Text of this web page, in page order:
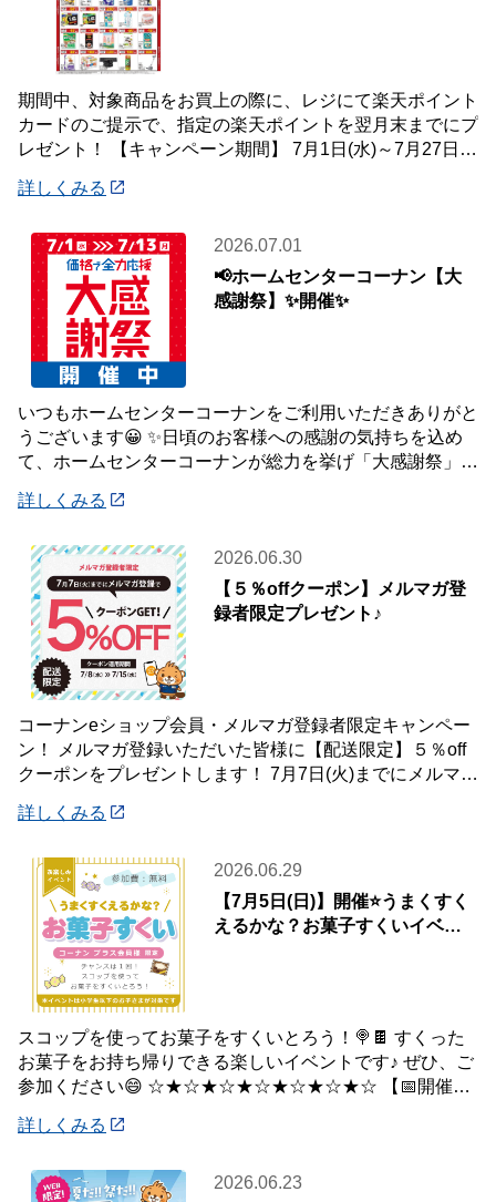
期間中、対象商品をお買上の際に、レジにて楽天ポイント
カードのご提示で、指定の楽天ポイントを翌月末までにプ
レゼント！ 【キャンペーン期間】 7月1日(水)～7月27日
詳しくみる
2026.07.01
📢ホームセンターコーナン【大
感謝祭】✨開催✨
いつもホームセンターコーナンをご利用いただきありがと
うございます😀 ✨日頃のお客様への感謝の気持ちを込め
て、ホームセンターコーナンが総力を挙げ「大感謝祭」を
詳しくみる
2026.06.30
【５％offクーポン】メルマガ登
録者限定プレゼント♪
コーナンeショップ会員・メルマガ登録者限定キャンペー
ン！ メルマガ登録いただいた皆様に【配送限定】５％off
クーポンをプレゼントします！ 7月7日(火)までにメルマガ
詳しくみる
2026.06.29
【7月5日(日)】開催⭐️うまくすく
えるかな？お菓子すくいイベン
スコップを使ってお菓子をすくいとろう！🍭🍫 すくった
お菓子をお持ち帰りできる楽しいイベントです♪ ぜひ、ご
参加ください😄 ☆★☆★☆★☆★☆★☆★☆ 【📅開催日
詳しくみる
2026.06.23